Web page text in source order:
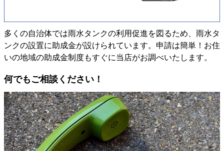
多くの自治体では雨水タンクの利用促進を図るため、雨水タ
ンクの設置に助成金が設けられています。申請は簡単！お住
いの地域の助成金制度もすぐに当店がお調べいたします。
何でもご相談ください！